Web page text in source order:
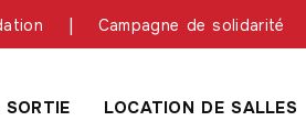
Campagne de solidarité
LOCATION DE SALLES